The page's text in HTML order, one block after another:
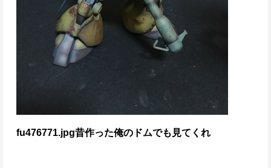
fu476771.jpg昔作った俺のドムでも見てくれ